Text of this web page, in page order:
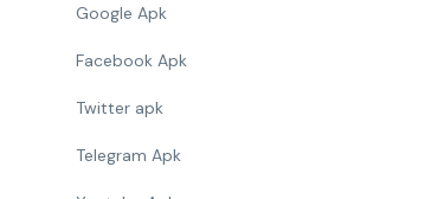
Google Apk
Facebook Apk
Twitter apk
Telegram Apk